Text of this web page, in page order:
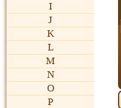
I
J
K
L
M
N
O
P